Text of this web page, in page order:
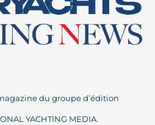
du groupe d’édition
YACHTING MEDIA.